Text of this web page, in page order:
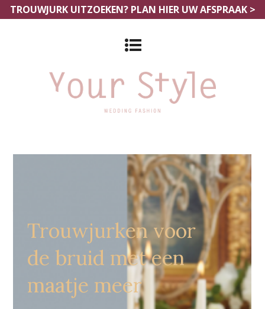
TROUWJURK UITZOEKEN? PLAN HIER UW AFSPRAAK >
Grote Maten Bruidsjurken
Trouwjurken voor
de bruid met een
maatje meer